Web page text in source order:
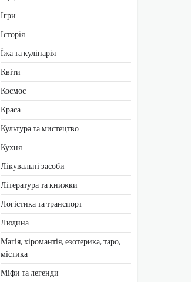
Ігри
Історія
Їжа та кулінарія
Квіти
Космос
Краса
Культура та мистецтво
Кухня
Лікувальні засоби
Література та книжки
Логістика та транспорт
Людина
Магія, хіромантія, езотерика, таро,
містика
Міфи та легенди